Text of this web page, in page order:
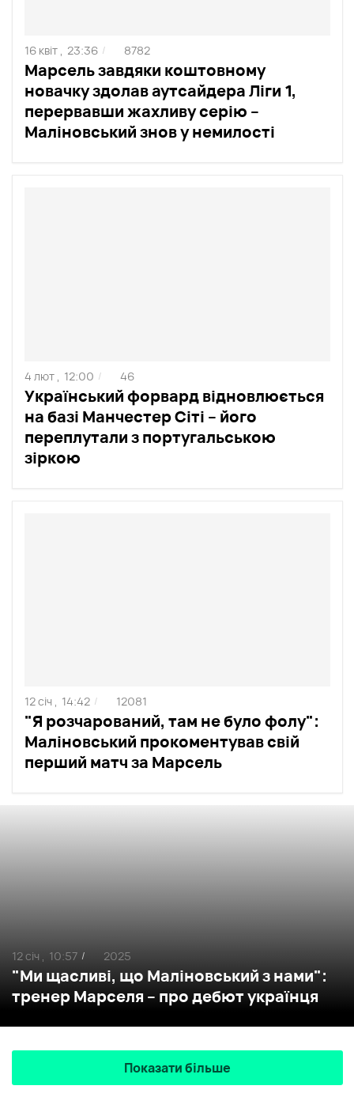
Марсель завдяки коштовному
новачку здолав аутсайдера Ліги 1,
перервавши жахливу серію –
Маліновський знов у немилості
16 квіт , 23:36 / 8782
Український форвард відновлюється
на базі Манчестер Сіті – його
переплутали з португальською
зіркою
4 лют , 12:00 / 46
"Я розчарований, там не було фолу":
Маліновський прокоментував свій
перший матч за Марсель
12 січ , 14:42 / 12081
"Ми щасливі, що Маліновський з нами":
тренер Марселя – про дебют українця
12 січ , 10:57 / 2025
Показати більше